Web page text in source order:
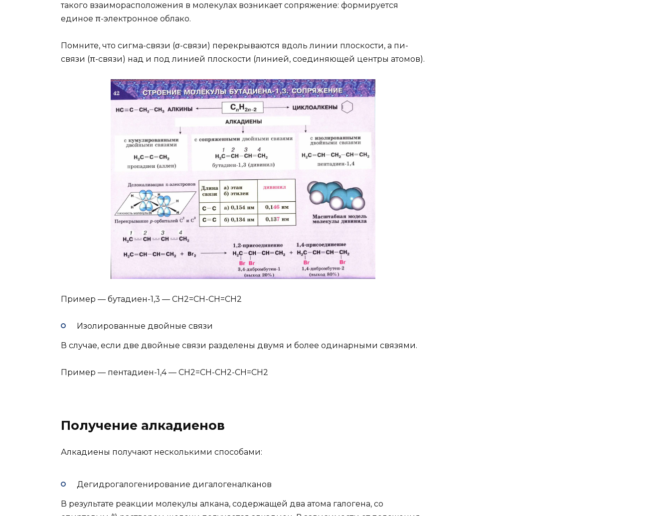
такого взаиморасположения в молекулах возникает сопряжение: формируется
единое π-электронное облако.
Помните, что сигма-связи (σ-связи) перекрываются вдоль линии плоскости, а пи-
связи (π-связи) над и под линией плоскости (линией, соединяющей центры атомов).
Пример — бутадиен-1,3 — CH2=CH-CH=CH2
Изолированные двойные связи
В случае, если две двойные связи разделены двумя и более одинарными связями.
Пример — пентадиен-1,4 — CH2=CH-CH2-CH=CH2
Получение алкадиенов
Алкадиены получают несколькими способами:
Дегидрогалогенирование дигалогеналканов
В результате реакции молекулы алкана, содержащей два атома галогена, со